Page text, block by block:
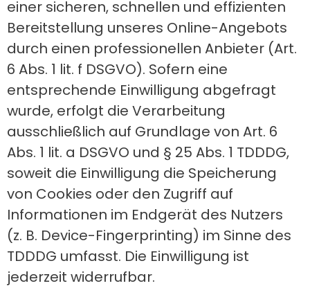
einer sicheren, schnellen und effizienten
Bereitstellung unseres Online-Angebots
durch einen professionellen Anbieter (Art.
6 Abs. 1 lit. f DSGVO). Sofern eine
entsprechende Einwilligung abgefragt
wurde, erfolgt die Verarbeitung
ausschließlich auf Grundlage von Art. 6
Abs. 1 lit. a DSGVO und § 25 Abs. 1 TDDDG,
soweit die Einwilligung die Speicherung
von Cookies oder den Zugriff auf
Informationen im Endgerät des Nutzers
(z. B. Device-Fingerprinting) im Sinne des
TDDDG umfasst. Die Einwilligung ist
jederzeit widerrufbar.